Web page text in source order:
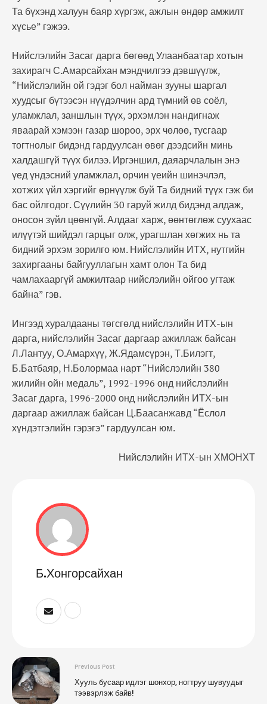
Та бүхэнд халуун баяр хүргэж, ажлын өндөр амжилт
хүсье” гэжээ.
Нийслэлийн Засаг дарга бөгөөд Улаанбаатар хотын
захирагч С.Амарсайхан мэндчилгээ дэвшүүлж,
“Нийслэлийн ой гэдэг бол найман зууны шаргал
хуудсыг бүтээсэн нүүдэлчин ард түмний өв соёл,
уламжлал, заншлын түүх, эрхэмлэн нандигнаж
яваарай хэмээн газар шороо, эрх чөлөө, тусгаар
тогтнолыг бидэнд гардуулсан өвөг дээдсийн минь
халдашгүй түүх билээ. Иргэншил, даяарчлалын энэ
үед үндэсний уламжлал, орчин үеийн шинэчлэл,
хотжих үйл хэргийг өрнүүлж буй Та бидний түүх гэж би
бас ойлгодог. Сүүлийн 30 гаруй жилд бидэнд алдаж,
оносон зүйл цөөнгүй. Алдааг харж, өөнтөглөж суухаас
илүүтэй шийдэл гарцыг олж, урагшлан хөгжих нь та
бидний эрхэм зорилго юм. Нийслэлийн ИТХ, нутгийн
захиргааны байгууллагын хамт олон Та бид
чамлахааргүй амжилтаар нийслэлийн ойгоо угтаж
байна” гэв.
Ингээд хуралдааны төгсгөлд нийслэлийн ИТХ-ын
дарга, нийслэлийн Засаг даргаар ажиллаж байсан
Л.Лантуу, О.Амархүү, Ж.Ядамсүрэн, Т.Билэгт,
Б.Батбаяр, Н.Болормаа нарт “Нийслэлийн 380
жилийн ойн медаль”, 1992-1996 онд нийслэлийн
Засаг дарга, 1996-2000 онд нийслэлийн ИТХ-ын
даргаар ажиллаж байсан Ц.Баасанжавд “Ёслол
хүндэтгэлийн гэрэгэ” гардуулсан юм.
Нийслэлийн ИТХ-ын ХМОНХТ
Б.Хонгорсайхан
Previous Post
Хууль бусаар идлэг шонхор, ногтруу шувуудыг
тээвэрлэж байв!